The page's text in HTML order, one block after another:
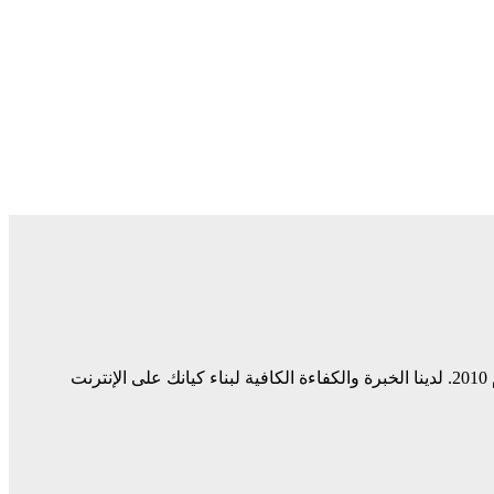
ميديا ​​سيرف هي شركة رائدة في مجال وسائل التواصل الاجتماعي وخدمات التسويق الرقمي وتصميم المواقع الإلكترونية. نحن نعمل منذ عام 2010. لدينا الخبرة والكفاءة الكافية لبناء كيانك على الإنترنت